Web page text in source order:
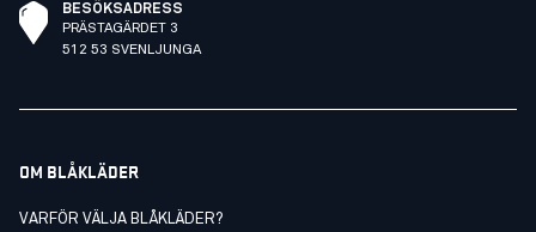
BESÖKSADRESS
PRÄSTAGÄRDET 3
512 53 SVENLJUNGA
OM BLÅKLÄDER
VARFÖR VÄLJA BLÅKLÄDER?